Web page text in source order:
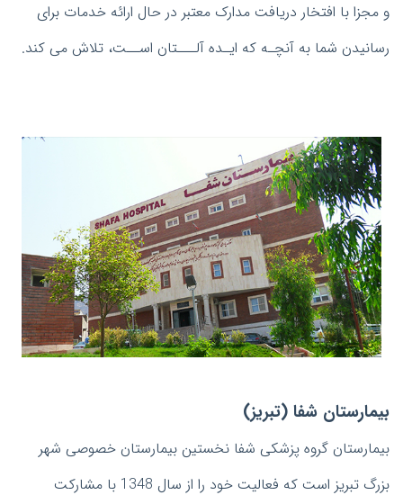
و مجزا با افتخار دریافت مدارک معتبر در حال ارائه خدمات برای
رسانیدن شما به آنچـه که ایـده آلـــتان اســت، تلاش می­ کند.
بيمارستان شفا (تبريز)
بیمارستان گروه پزشکی شفا نخستین بیمارستان خصوصی شهر
بزرگ تبریز است که فعالیت خود را از سال 1348 با مشارکت